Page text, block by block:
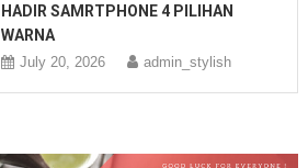
HADIR SAMRTPHONE 4 PILIHAN
WARNA
July 20, 2026 admin_stylish